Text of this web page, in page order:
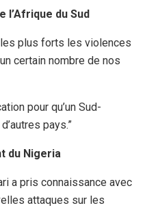
l’Afrique du Sud
plus forts les violences
certain nombre de nos
pour qu’un Sud-
pays.”
du Nigeria
a pris connaissance avec
attaques sur les